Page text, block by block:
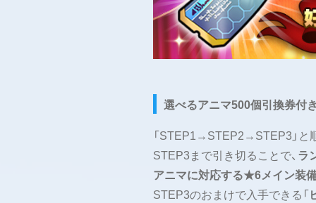
選べるアニマ500個引換券付
「STEP1→STEP2→STEP3」と
STEP3まで引き切ることで、 ラ
アニマに対応する★6メイン装
STEP3のおまけで入手できる「